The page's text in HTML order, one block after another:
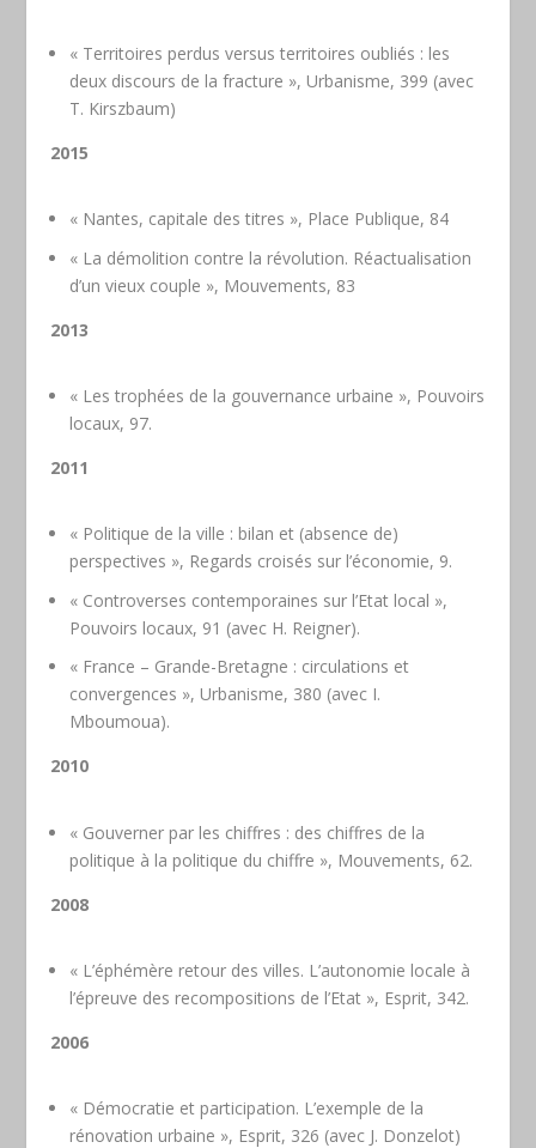
« Territoires perdus versus territoires oubliés : les
deux discours de la fracture », Urbanisme, 399 (avec
T. Kirszbaum)
2015
« Nantes, capitale des titres », Place Publique, 84
« La démolition contre la révolution. Réactualisation
d’un vieux couple », Mouvements, 83
2013
« Les trophées de la gouvernance urbaine », Pouvoirs
locaux, 97.
2011
« Politique de la ville : bilan et (absence de)
perspectives », Regards croisés sur l’économie, 9.
« Controverses contemporaines sur l’Etat local »,
Pouvoirs locaux, 91 (avec H. Reigner).
« France – Grande-Bretagne : circulations et
convergences », Urbanisme, 380 (avec I.
Mboumoua).
2010
« Gouverner par les chiffres : des chiffres de la
politique à la politique du chiffre », Mouvements, 62.
2008
« L’éphémère retour des villes. L’autonomie locale à
l’épreuve des recompositions de l’Etat », Esprit, 342.
2006
« Démocratie et participation. L’exemple de la
rénovation urbaine », Esprit, 326 (avec J. Donzelot)